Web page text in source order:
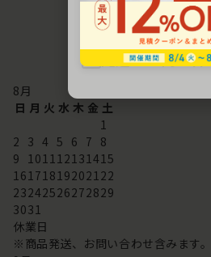
配送・お問い
8月
日 月 火 水 木 金 土
1
2 3 4 5 6 7 8
9 101112131415
16171819202122
23242526272829
3031
休業日
※商品発送、お問い合わせ含みます。